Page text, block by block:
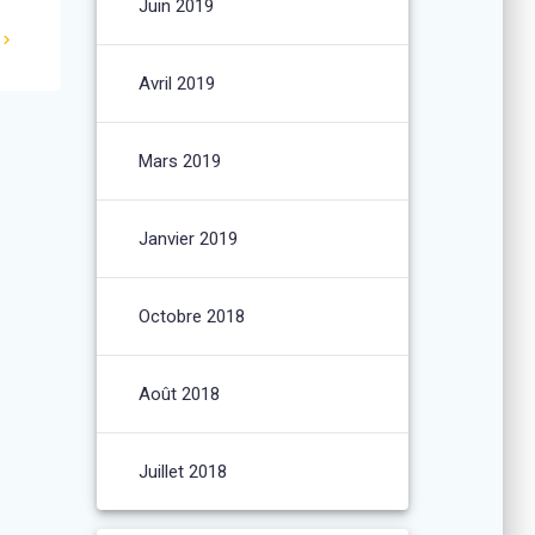
Juin 2019
Avril 2019
Mars 2019
Janvier 2019
Octobre 2018
Août 2018
Juillet 2018